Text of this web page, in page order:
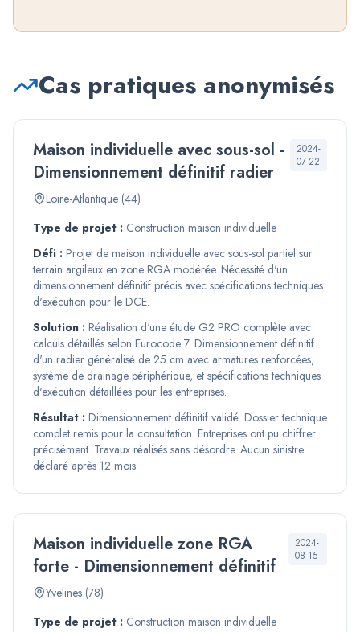
Cas pratiques anonymisés
Maison individuelle avec sous-sol -
Dimensionnement définitif radier
Loire-Atlantique (44)
2024-
07-22
Type de projet : Construction maison individuelle
Défi : Projet de maison individuelle avec sous-sol partiel sur
terrain argileux en zone RGA modérée. Nécessité d'un
dimensionnement définitif précis avec spécifications techniques
d'exécution pour le DCE.
Solution : Réalisation d'une étude G2 PRO complète avec
calculs détaillés selon Eurocode 7. Dimensionnement définitif
d'un radier généralisé de 25 cm avec armatures renforcées,
système de drainage périphérique, et spécifications techniques
d'exécution détaillées pour les entreprises.
Résultat : Dimensionnement définitif validé. Dossier technique
complet remis pour la consultation. Entreprises ont pu chiffrer
précisément. Travaux réalisés sans désordre. Aucun sinistre
déclaré après 12 mois.
Maison individuelle zone RGA
forte - Dimensionnement définitif
Yvelines (78)
2024-
08-15
Type de projet : Construction maison individuelle